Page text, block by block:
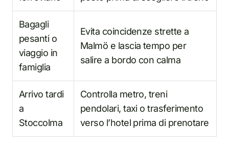
Bagagli
pesanti o
viaggio in
famiglia
Evita coincidenze strette a
Malmö e lascia tempo per
salire a bordo con calma
Arrivo tardi
a
Stoccolma
Controlla metro, treni
pendolari, taxi o trasferimento
verso l’hotel prima di prenotare